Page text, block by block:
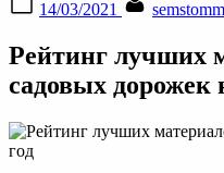
on
14/03/2021 semstomm
Рейтинг лучших
садовых дорожек